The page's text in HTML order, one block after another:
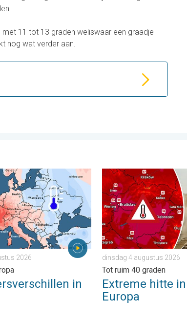
11 tot 13 graden weliswaar een graadje
nog wat verder aan.
2 augustus 2026
in juli. Tweedeling Europa. . . maandag 3
2026
in
Extreme hitte in Oost-
dinsdag 4 augustus 2026
Tot ruim 40 graden
Extreme hitte
Europa